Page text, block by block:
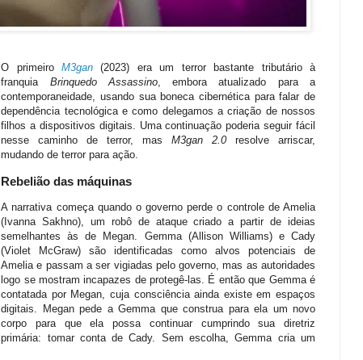
O primeiroM3gan (2023)
era um terror bastante tributário à
franquia Brinquedo Assassino, embora atualizado para a
contemporaneidade, usando sua boneca cibernética para falar de
dependência tecnológica e como delegamos a criação de nossos
filhos a dispositivos digitais. Uma continuação poderia seguir fácil
nesse caminho de terror, masM3gan 2.0 resolve arriscar,
mudando de terror para ação.
Rebelião das máquinas
A narrativa começa quando o governo perde o controle de Amelia
(Ivanna Sakhno), um robô de ataque criado a partir de ideias
semelhantes às de Megan. Gemma (Allison Williams) e Cady
(Violet McGraw) são identificadas como alvos potenciais de
Amelia e passam a ser vigiadas pelo governo, mas as autoridades
logo se mostram incapazes de protegê-las. É então que Gemma é
contatada por Megan, cuja consciência ainda existe em espaços
digitais. Megan pede a Gemma que construa para ela um novo
corpo para que ela possa continuar cumprindo sua diretriz
primária: tomar conta de Cady. Sem escolha, Gemma cria um